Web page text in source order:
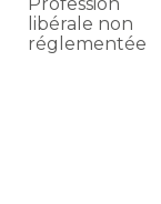
libérale non
réglementée